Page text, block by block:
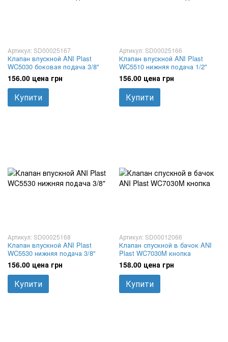
Артикул: SD00025167
Клапан впускной ANI Plast
WC5030 боковая подача 3/8"
156.00 цена грн
Купити
Артикул: SD00025166
Клапан впускной ANI Plast
WC5510 нижняя подача 1/2"
156.00 цена грн
Купити
Артикул: SD00025168
Клапан впускной ANI Plast
WC5530 нижняя подача 3/8"
156.00 цена грн
Купити
Артикул: SD00012066
Клапан спускной в бачок ANI
Plast WC7030M кнопка
158.00 цена грн
Купити